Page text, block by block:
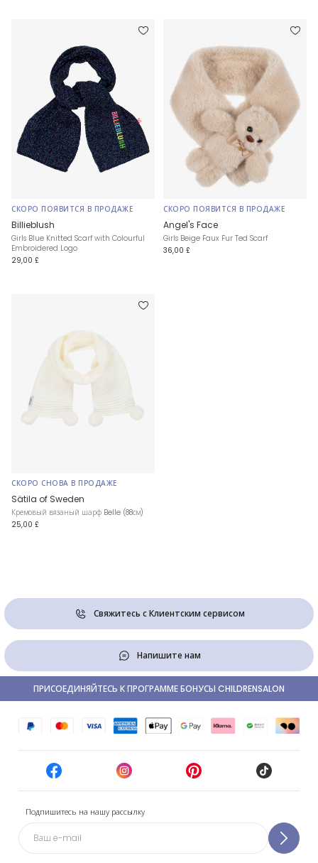
СКОРО ПОЯВИТСЯ В ПРОДАЖЕ
Billieblush
Girls Blue Knitted Scarf with Colourful
Embroidered Logo
29,00 £
СКОРО ПОЯВИТСЯ В ПРОДАЖЕ
Angel's Face
Girls Beige Faux Fur Ted Scarf
36,00 £
СКОРО СНОВА В ПРОДАЖЕ
Sätila of Sweden
Кремовый вязаный шарф Belle (88см)
25,00 £
Свяжитесь с Клиентским сервисом
Напишите нам
Подпишитесь на нашу рассылку
ПРИСОЕДИНЯЙТЕСЬ К ПРОГРАММЕ БОНУСЫ CHILDRENSALON